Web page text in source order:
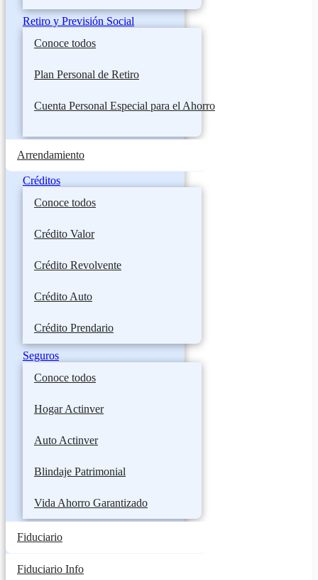
Retiro y Previsión Social
Conoce todos
Plan Personal de Retiro
Cuenta Personal Especial para el Ahorro
Arrendamiento
Créditos
Conoce todos
Crédito Valor
Crédito Revolvente
Crédito Auto
Crédito Prendario
Seguros
Conoce todos
Hogar Actinver
Auto Actinver
Blindaje Patrimonial
Vida Ahorro Garantizado
Fiduciario
Fiduciario Info